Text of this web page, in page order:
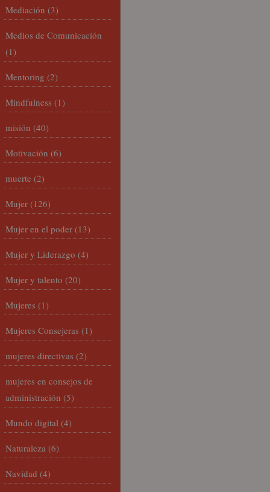
Mediación (3)
Medios de Comunicación
(1)
Mentoring (2)
Mindfulness (1)
misión (40)
Motivación (6)
muerte (2)
Mujer (126)
Mujer en el poder (13)
Mujer y Liderazgo (4)
Mujer y talento (20)
Mujeres (1)
Mujeres Consejeras (1)
mujeres directivas (2)
mujeres en consejos de
administración (5)
Mundo digital (4)
Naturaleza (6)
Navidad (4)